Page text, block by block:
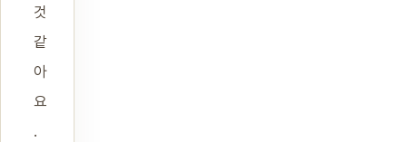
것
같
아
요
.